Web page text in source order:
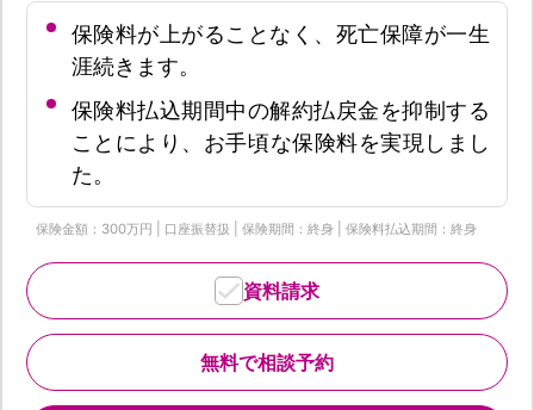
保険料が上がることなく、死亡保障が一生
涯続きます。
保険料払込期間中の解約払戻金を抑制する
ことにより、お手頃な保険料を実現しまし
た。
保険金額：300万円 | 口座振替扱 | 保険期間：終身 | 保険料払込期間：終身
無料で相談予約
資料請求